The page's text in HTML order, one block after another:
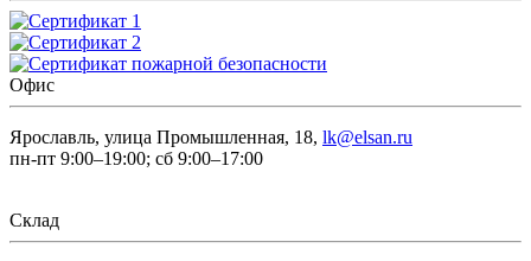
Офис
Ярославль, улица Промышленная, 18, lk@elsan.ru
пн-пт 9:00–19:00; сб 9:00–17:00
Склад